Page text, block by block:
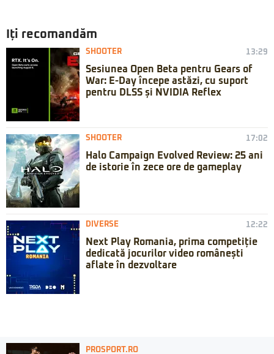
Iți recomandăm
SHOOTER 13:29
Sesiunea Open Beta pentru Gears of
War: E-Day începe astăzi, cu suport
pentru DLSS și NVIDIA Reflex
SHOOTER 17:02
Halo Campaign Evolved Review: 25 ani
de istorie în zece ore de gameplay
DIVERSE 12:22
Next Play Romania, prima competiție
dedicată jocurilor video românești
aflate în dezvoltare
PROSPORT.RO